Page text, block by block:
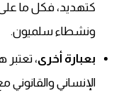
كتهديد، فكل ما
ونشطاء سلميون.
بعبارة أخرى،
الإنساني